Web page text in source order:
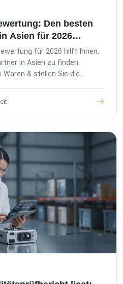
Den besten
Asien für 2026
für 2026 hilft Ihnen,
in Asien zu finden.
& stellen Sie die